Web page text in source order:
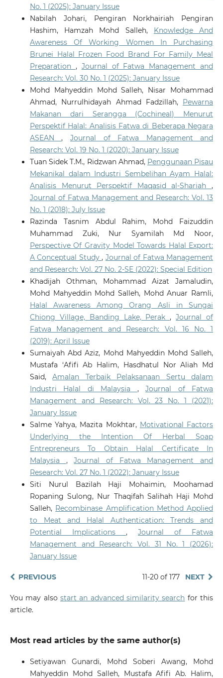
No. 1 (2025): January Issue
Nabilah Johari, Pengiran Norkhairiah Pengiran
Hashim, Hamzah Mohd Salleh, Knowledge And
Awareness Of Working Women In Purchasing
Brunei Halal Frozen Food Brand For Family Meal
Preparation , Journal of Fatwa Management and
Research: Vol. 30 No. 1 (2025): January Issue
Mohd Mahyeddin Mohd Salleh, Nisar Mohammad
Ahmad, Nurrulhidayah Ahmad Fadzillah, Pewarna
Makanan dari Serangga (Cochineal) Menurut
Perspektif Halal: Analisis Fatwa di Beberapa Negara
ASEAN, Journal of Fatwa Management and
Research: Vol. 19 No. 1 (2020): January Issue
Tuan Sidek T.M., Ridzwan Ahmad, Penggunaan Pisau
Mekanikal dalam Industri Sembelihan Ayam Halal:
Analisis Menurut Perspektif Maqasid al-Shariah,
Journal of Fatwa Management and Research: Vol. 13
No. 1 (2018): July Issue
Razinda Tasnim Abdul Rahim, Mohd Faizuddin
Muhammad Zuki, Nur Syamilah Md Noor,
Perspective Of Gravity Model Towards Halal Export:
A Conceptual Study, Journal of Fatwa Management
and Research: Vol. 27 No. 2-SE (2022): Special Edition
Khadijah Othman, Mohammad Aizat Jamaludin,
Mohd Mahyeddin Mohd Salleh, Mohd Anuar Ramli,
Halal Awareness Among Orang Asli in Sungai
Chiong Village, Banding Lake, Perak,Journal of
Fatwa Management and Research: Vol. 16 No. 1
(2019): April Issue
Sumaiyah Abd Aziz, Mohd Mahyeddin Mohd Salleh,
Mustafa ‘Afifi Ab Halim, Hasdhatul Nor Aliah Md
Said,Amalan Terbaik Pelaksanaan Sertu dalam
Industri Halal di Malaysia ,Journal of Fatwa
Management and Research: Vol. 23 No. 1 (2021):
January Issue
Salme Yahya, Mazita Mokhtar, Motivational Factors
Underlying the Intention Of Herbal Soap
Entrepreneurs To Obtain Halal Certificate In
Malaysia ,Journal of Fatwa Management and
Research: Vol. 27 No. 1 (2022): January Issue
Siti Nurul Bazilah Haji Mohaimin, Moohamad
Ropaning Sulong, Nur Thaqifah Salihah Haji Mohd
Salleh, Recombinase Amplification Method Applied
to Meat and Halal Authentication: Trends and
Potential Implications ,Journal of Fatwa
Management and Research: Vol. 31 No. 1 (2026):
January Issue
PREVIOUS 11-20 of 177 NEXT
You may also start an advanced similarity search for this
article.
Most read articles by the same author(s)
Setiyawan Gunardi, Mohd Soberi Awang, Mohd
Mahyeddin Mohd Salleh, Mustafa Afifi Ab. Halim,